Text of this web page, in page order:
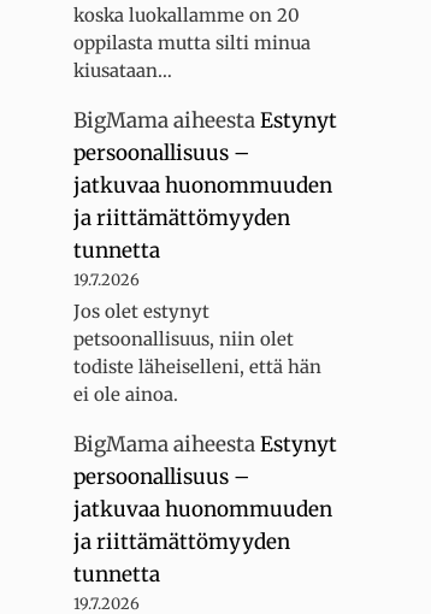
koska luokallamme on 20
oppilasta mutta silti minua
kiusataan…
BigMamaaiheestaEstynyt
persoonallisuus –
jatkuvaa huonommuuden
ja riittämättömyyden
tunnetta
19.7.2026
Jos olet estynyt
petsoonallisuus, niin olet
todiste läheiselleni, että hän
ei ole ainoa.
BigMamaaiheestaEstynyt
persoonallisuus –
jatkuvaa huonommuuden
ja riittämättömyyden
tunnetta
19.7.2026